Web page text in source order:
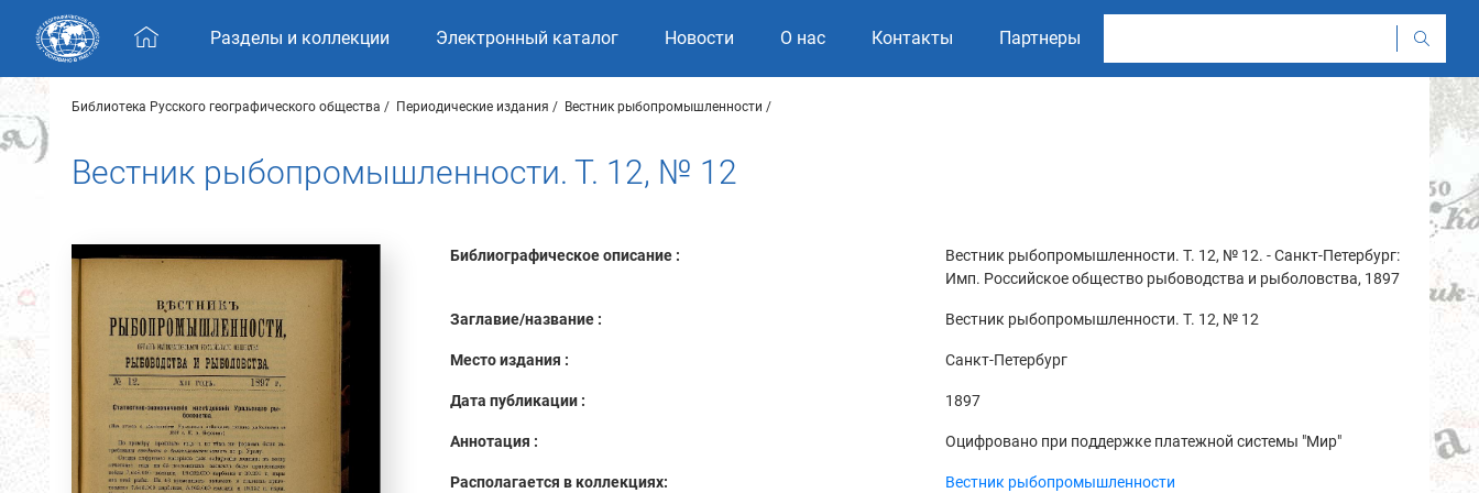
Skip navigation
Разделы и коллекции Электронный каталог Новости О нас Контакты Партнеры
Библиотека Русского географического общества Периодические издания Вестник рыбопромышленности
Вестник рыбопромышленности. Т. 12, № 12
Библиографическое описание :
Вестник рыбопромышленности. Т. 12, № 12. - Санкт-Петербург:
Имп. Российское общество рыбоводства и рыболовства, 1897
Заглавие/название : Вестник рыбопромышленности. Т. 12, № 12
Место издания : Санкт-Петербург
Дата публикации : 1897
Аннотация : Оцифровано при поддержке платежной системы "Мир"
Располагается в коллекциях:
Вестник рыбопромышленности